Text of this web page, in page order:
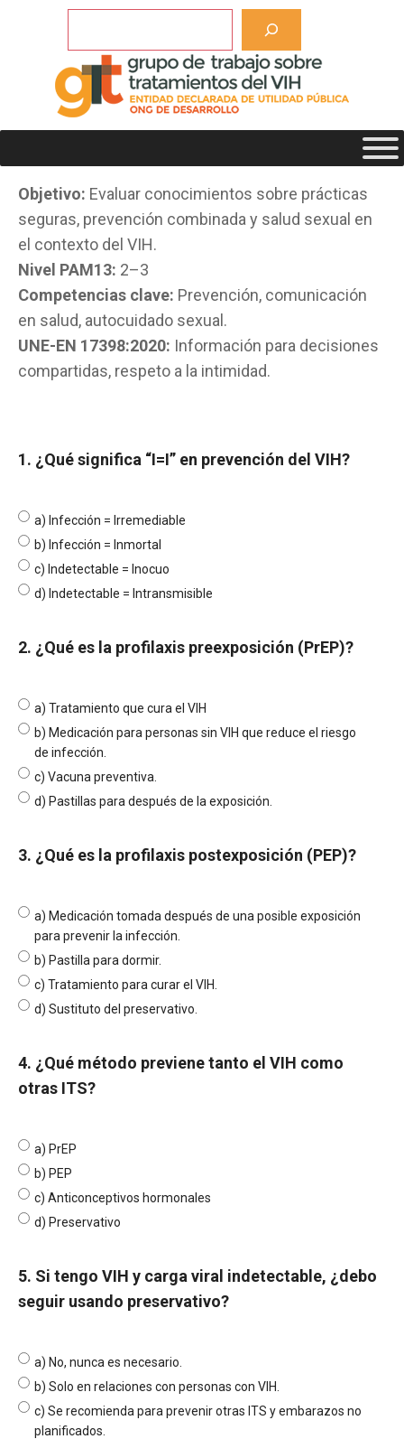
Prevención y salud
sexual
Objetivo: Evaluar conocimientos sobre prácticas
seguras, prevención combinada y salud sexual en
el contexto del VIH.
Nivel PAM13: 2–3
Competencias clave: Prevención, comunicación
en salud, autocuidado sexual.
UNE-EN 17398:2020: Información para decisiones
compartidas, respeto a la intimidad.
1. ¿Qué significa “I=I” en prevención del VIH?
a) Infección = Irremediable
b) Infección = Inmortal
c) Indetectable = Inocuo
d) Indetectable = Intransmisible
2. ¿Qué es la profilaxis preexposición (PrEP)?
a) Tratamiento que cura el VIH
b) Medicación para personas sin VIH que reduce el riesgo
de infección.
c) Vacuna preventiva.
d) Pastillas para después de la exposición.
3. ¿Qué es la profilaxis postexposición (PEP)?
a) Medicación tomada después de una posible exposición
para prevenir la infección.
b) Pastilla para dormir.
c) Tratamiento para curar el VIH.
d) Sustituto del preservativo.
4. ¿Qué método previene tanto el VIH como
otras ITS?
a) PrEP
b) PEP
c) Anticonceptivos hormonales
d) Preservativo
5. Si tengo VIH y carga viral indetectable, ¿debo
seguir usando preservativo?
a) No, nunca es necesario.
b) Solo en relaciones con personas con VIH.
c) Se recomienda para prevenir otras ITS y embarazos no
planificados.